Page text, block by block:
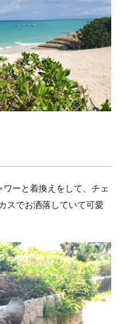
ーと着換えをして、チェ
スでお洒落していて可愛